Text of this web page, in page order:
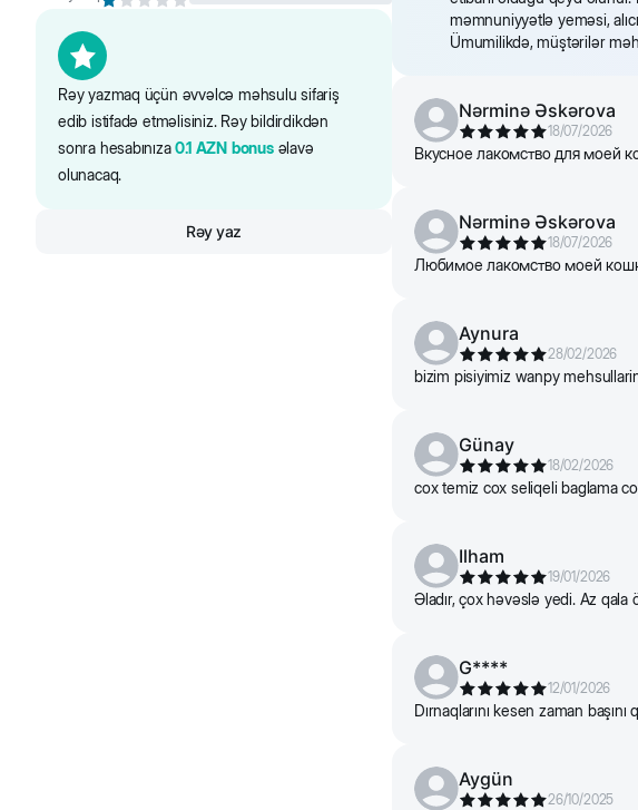
Rəy yazmaq üçün əvvəlcə məhsulu sifariş
edib istifadə etməlisiniz. Rəy bildirdikdən
sonra hesabınıza0.1 AZN bonusəlavə
olunacaq.
Rəy yaz
məmnuniyyətlə yeməsi,
Ümumilikdə, müştərilər
Nərminə Əskərova
18/07/2026
Вкусное лакомство для моей
Nərminə Əskərova
18/07/2026
Любимое лакомство моей
Aynura
28/02/2026
bizim pisiyimiz wanpy
Günay
18/02/2026
cox temiz cox seliqeli baglama
Ilham
19/01/2026
Əladır, çox həvəslə yedi. Az
G****
12/01/2026
Dırnaqlarını kesen zaman
Aygün
26/10/2025